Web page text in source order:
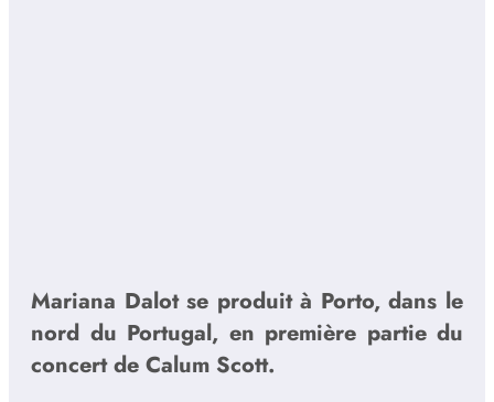
Mariana Dalot se produit à Porto, dans le
nord du Portugal, en première partie du
concert de Calum Scott.